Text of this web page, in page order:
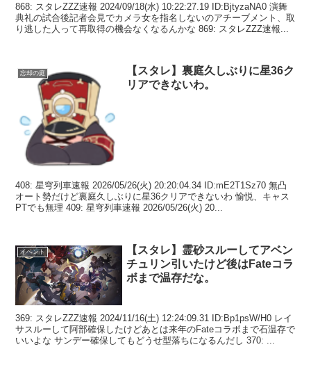
868: スタレZZZ速報 2024/09/18(水) 10:22:27.19 ID:BjtyzaNA0 演舞
典礼の試合後記者会見でカメラ女を指名しないのアチーブメント、取
り逃した人って再取得の機会なくなるんかな 869: スタレZZZ速報...
忘却の庭
【スタレ】裏庭久しぶりに星36ク
リアできないわ。
408: 星穹列車速報 2026/05/26(火) 20:20:04.34 ID:mE2T1Sz70 無凸
オート勢だけど裏庭久しぶりに星36クリアできないわ 愉悦、キャス
PTでも無理 409: 星穹列車速報 2026/05/26(火) 20...
イベント
【スタレ】霊砂スルーしてアベン
チュリン引いたけど後はFateコラ
ボまで温存だな。
369: スタレZZZ速報 2024/11/16(土) 12:24:09.31 ID:Bp1psW/H0 レイ
サスルーして阿部確保したけどあとは来年のFateコラボまで石温存で
いいよな サンデー確保してもどうせ型落ちになるんだし 370: ...